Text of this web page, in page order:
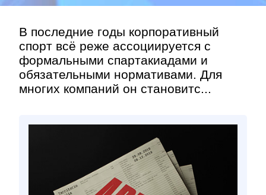
В последние годы корпоративный
спорт всё реже ассоциируется с
формальными спартакиадами и
обязательными нормативами. Для
многих компаний он становитс...